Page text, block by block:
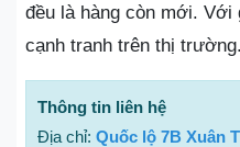
đều là hàng còn mới.
cạnh tranh trên thị trường.
Thông tin liên hệ
Địa chỉ: Quốc lộ 7B Xuân